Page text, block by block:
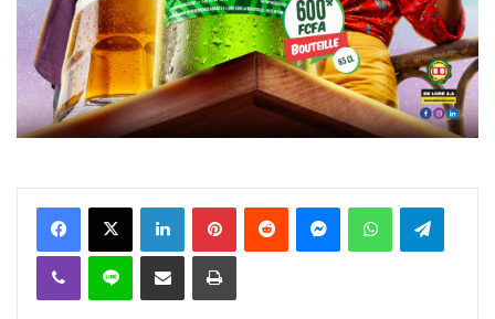
FacebookX Linkedin PinterestReddit MessengerWhatsAppTelegram
Viber Ligne Partager par email Imprimer